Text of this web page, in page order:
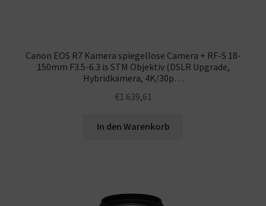
Canon EOS R7 Kamera spiegellose Camera + RF-S 18-
150mm F3.5-6.3 is STM Objektiv (DSLR Upgrade,
Hybridkamera, 4K/30p…
€1.639,61
In den Warenkorb